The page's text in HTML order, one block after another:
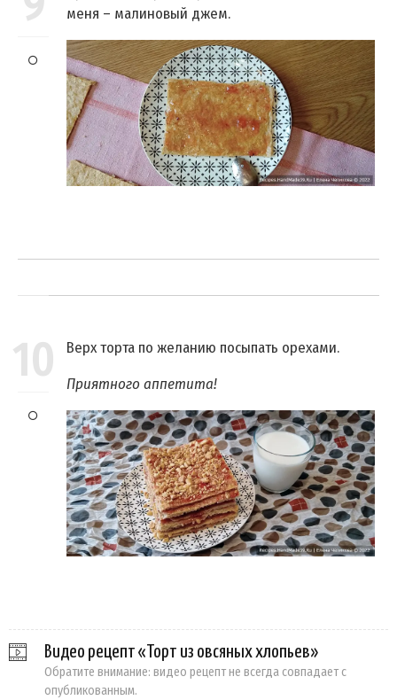
меня – малиновый джем.
10
Верх торта по желанию посыпать орехами.
Приятного аппетита!
Видео рецепт «Торт из овсяных хлопьев»
Обратите внимание: видео рецепт не всегда совпадает с
опубликованным.